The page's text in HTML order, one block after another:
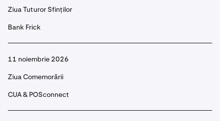
Ziua Tuturor Sfinților
Bank Frick
11 noiembrie 2026
Ziua Comemorării
CUA & POSconnect